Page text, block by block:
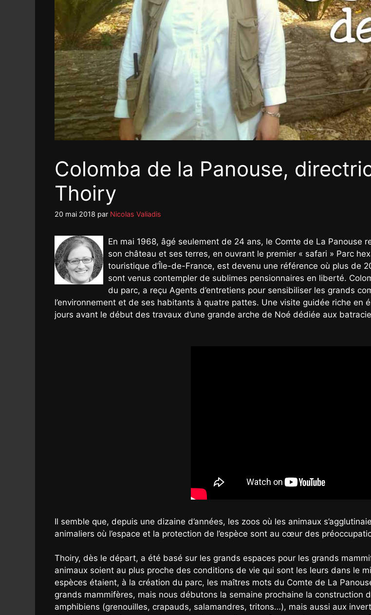
Colomba de la Panouse,
Thoiry
20 mai 2018 par Nicolas Valiadis
En mai 1968, âgé seulement de 24 ans, le Comte de La Panouse
son château et ses terres, en ouvrant le premier « safari » Parc
touristique d’Île-de-France, est devenu une référence où plus de
sont venus contempler de sublimes pensionnaires en liberté.
du parc, a reçu Agents d’entretiens pour sensibiliser les grands
l’environnement et de ses habitants à quatre pattes. Une visite guidée riche
jours avant le début des travaux d’une grande arche de Noé dédiée aux
Il semble que, depuis une dizaine d’années, les zoos où les animaux
animaliers où l’espace et la protection de l’espèce sont au cœur des
Thoiry, dès le départ, a été basé sur les grands espaces pour les grands
animaux soient au plus proche des conditions de vie qui sont les leurs dans le
espèces étaient, à la création du parc, les maîtres mots du Comte de La
grands mammifères, mais nous débutons la semaine prochaine la construction
amphibiens (grenouilles, crapauds, salamandres, tritons…), mais aussi aux